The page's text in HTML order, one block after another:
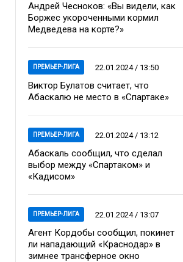
Андрей Чесноков: «Вы видели, как
Боржес укороченными кормил
Медведева на корте?»
ПРЕМЬЕР-ЛИГА 22.01.2024 / 13:50
Виктор Булатов считает, что
Абаскалю не место в «Спартаке»
ПРЕМЬЕР-ЛИГА 22.01.2024 / 13:12
Абаскаль сообщил, что сделал
выбор между «Спартаком» и
«Кадисом»
ПРЕМЬЕР-ЛИГА 22.01.2024 / 13:07
Агент Кордобы сообщил, покинет
ли нападающий «Краснодар» в
зимнее трансферное окно